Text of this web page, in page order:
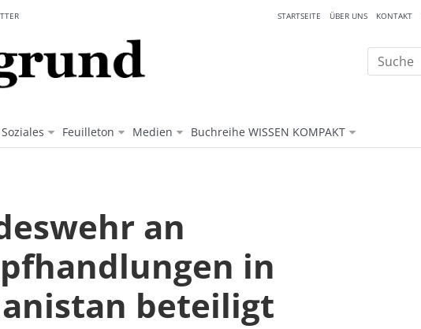
Soziales Feuilleton Medien Buchreihe WISSEN KOMPAKT
STARTSEITE ÜBER UNS KONTAKT
Suche
nach:
an
in
beteiligt